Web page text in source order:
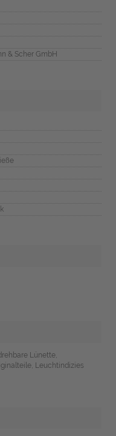
& Scher GmbH
Lünette,
Leuchtindizies